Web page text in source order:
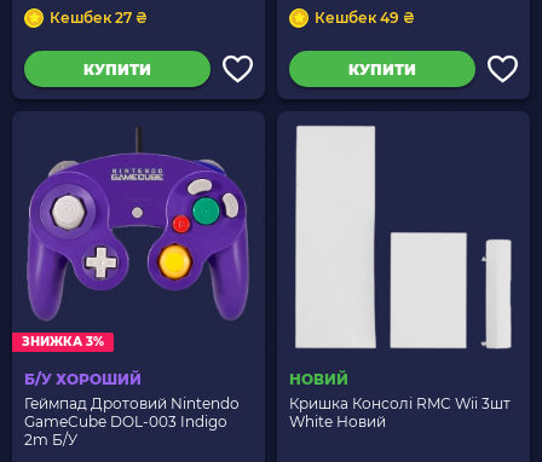
Кешбек 27 ₴
КУПИТИ
Кешбек 49 ₴
КУПИТИ
ЗНИЖКА 3%
Б/У ХОРОШИЙ
Геймпад Дротовий Nintendo
GameCube DOL-003 Indigo
2m Б/У
НОВИЙ
Кришка Консолі RMC Wii 3шт
White Новий